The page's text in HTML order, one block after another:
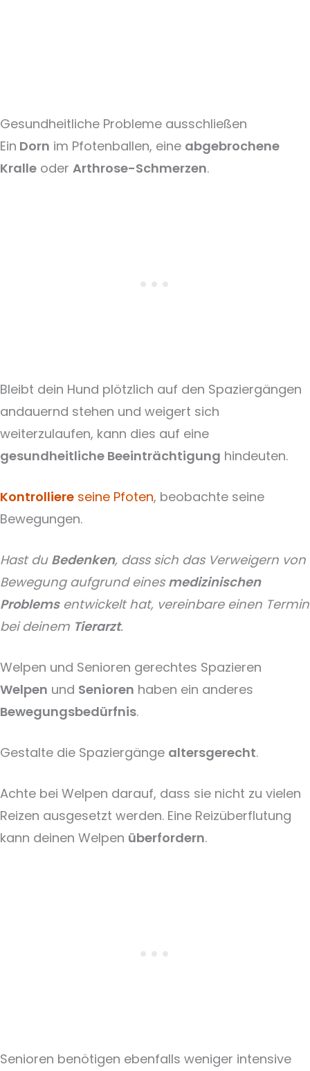
Gesundheitliche Probleme ausschließen
Ein Dorn im Pfotenballen, eine abgebrochene
Kralle oder Arthrose-Schmerzen.
Bleibt dein Hund plötzlich auf den Spaziergängen
andauernd stehen und weigert sich
weiterzulaufen, kann dies auf eine
gesundheitliche Beeinträchtigung hindeuten.
Kontrolliere seine Pfoten, beobachte seine
Bewegungen.
Hast du Bedenken, dass sich das Verweigern von
Bewegung aufgrund eines medizinischen
Problemsentwickelt hat, vereinbare einen Termin
bei deinem Tierarzt.
Welpen und Senioren gerechtes Spazieren
Welpen und Senioren haben ein anderes
Bewegungsbedürfnis.
Gestalte die Spaziergänge altersgerecht.
Achte bei Welpen darauf, dass sie nicht zu vielen
Reizen ausgesetzt werden. Eine Reizüberflutung
kann deinen Welpen überfordern.
Senioren benötigen ebenfalls weniger intensive